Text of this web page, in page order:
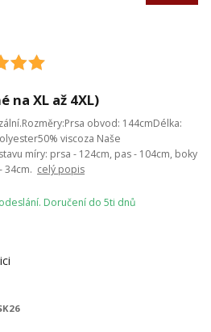
na XL až 4XL)
obvod: 144cmDélka:
viscoza Naše
míry: prsa - 124cm, pas - 104cm, boky
34cm. celý popis
Doručení do 5ti dnů